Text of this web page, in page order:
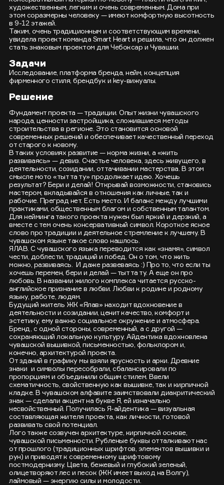
художественным, легким и очень современным. Дома при
этом соразмерны человеку — имеют комфортную высотность
в 9-12 этажей.
Таким, очень традиционным и соответствующим времени,
увидела проект команда Smart Heart и решила, что он должен
стать знаковым проектом для Чебоксар и Чувашии.
Задачи
Исследование, платформа бренда, нейм, концепция
фирменного стиля, брендбук и key-вижуалы.
Решение
Фундамент проекта — традиции. Опыт жизни чувашского
народа, ценности застройщика, сложившиеся методы
строительства в регионе. Это становится основой
современных решений и обеспечивает качественный переход
от старого к новому.
В таких условиях развитие — норма жизни, а «жить
развиваясь» — девиз. Счастье человека, здесь живущего, в
деятельности, созидании, оттачивании мастерства. В этом
смысле мото «тыт та ту» продолжает идею. Хочешь
результат? Бери и делай! Открывай возможности, становись
мастером, вкладывайся в отношения как личные, так и
рабочие. Преград нет. Есть место. И баланс между лучшими
практиками, общественным благом и собственным талантом.
Для нейминга такого проекта нужен был яркий и дерзкий, а
вместе с тем очень консервативный символ. Короткое ясное
слово про традиции и деятельное стремление к лучшему. В
чувашском языке такое слово нашлось.
ЯЛАВ. С чувашского языка переводится как «знамя», символ
чести, доблести, традиций и побед. Он о том, что жить
можно, развиваясь. И даже развеваясь :) Про то, что если ты
хочешь перемен, бери и делай — тыт та ту. А еще он про
любовь. В названии жилого комплекса читается русско-
английское признание в любви. Любви к родине и родному
языку, работе, людям.
Будущий житель ЖК «Ялав» находит вдохновение в
деятельности и созидании, ценит качество, комфорт и
эстетику, ему важно социальное окружение и атмосфера.
Бренд, с одной стороны, современный, а с другой —
сохраняющий локальную культуру. Айдентика вдохновлена
чувашской вышивкой, письменностью, фольклором и,
конечно, архитектурой проекта.
От зданий в графику мы взяли ярусность и арки. Древние
знаки и символы пересобрали, сбалансировали по
пропорциям и объединили общим стилем. Ввели
схематичность, свойственную как вышивке, так и кирпичной
кладке. В чувашском алфавите заимствовали диакритический
знак — сделали акцент на букве Я, ей изначально
несвойственный. Получилась Я-айдентика — визуальная
составляющая жителя проекта, как личности, готовой
развивать свой потенциал.
Лого также созвучен архитектуре, кирпичной основе,
чувашской письменности. Рубленые буквы отталкивают нас
от прошлого (традиционных шрифтов, элементов вышивки и
рун) и приводят к современному шрифтовому
постмодернизму. Цвета, бежевый и глубокий зеленый,
олицетворяют лес и песок (ЖК имеет выход на Волгу),
лаймовый — энергию силы и молодости.